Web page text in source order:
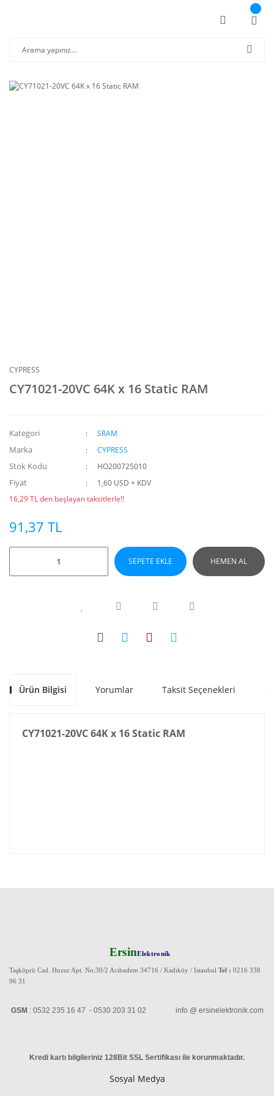
CYPRESS
CY71021-20VC 64K x 16 Static RAM
Kategori SRAM
Marka CYPRESS
Stok Kodu HO200725010
Fiyat
1,60 USD + KDV
16,29 TL den başlayan taksitlerle!!
91,37 TL
SEPETE EKLE HEMEN AL
Ürün Bilgisi Yorumlar Taksit Seçenekleri
CY71021-20VC 64K x 16 Static RAM
ErsinElektronik
Taşköprü Cad. Huzur Apt. No:30/2 Acıbadem 34716 / Kadıköy / Istanbul Tel : 0216 338
96 31
GSM : 0532 235 16 47 - 0530 203 31 02 info @ ersinelektronik.com
Kredi kartı bilgileriniz 128Bit SSL Sertifikası ile korunmaktadır.
Sosyal Medya